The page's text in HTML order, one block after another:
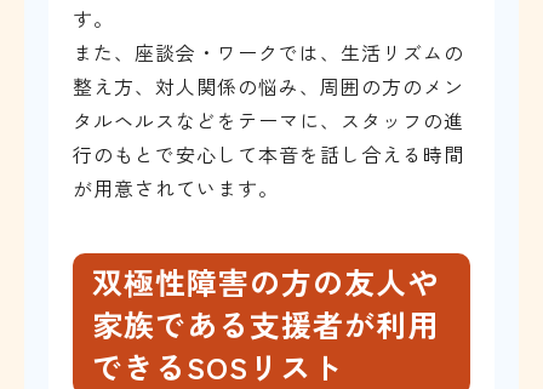
す。
また、座談会・ワークでは、生活リズムの
整え方、対人関係の悩み、周囲の方のメン
タルヘルスなどをテーマに、スタッフの進
行のもとで安心して本音を話し合える時間
が用意されています。
双極性障害の方の友人や
家族である支援者が利用
できるSOSリスト